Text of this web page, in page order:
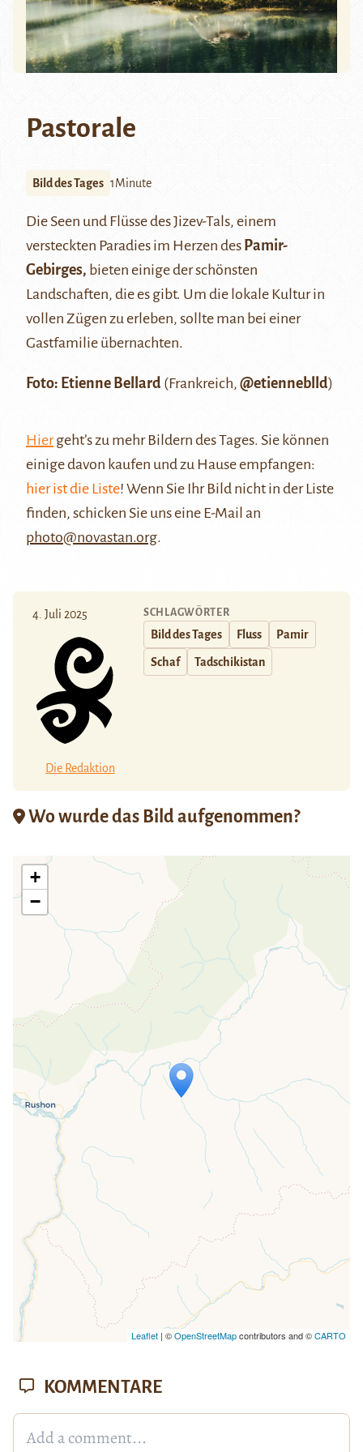
Pastorale
Bild des Tages 1Minute
Die Seen und Flüsse des Jizev-Tals, einem
versteckten Paradies im Herzen des Pamir-
Gebirges, bieten einige der schönsten
Landschaften, die es gibt. Um die lokale Kultur in
vollen Zügen zu erleben, sollte man bei einer
Gastfamilie übernachten.
Foto: Etienne Bellard (Frankreich, @etienneblld)
Hiergeht’s zu mehr Bildern des Tages. Sie können
einige davon kaufen und zu Hause empfangen:
hier ist die Liste! Wenn Sie Ihr Bild nicht in der Liste
finden, schicken Sie uns eine E-Mail an
photo@novastan.org.
4. Juli 2025
Die Redaktion
SCHLAGWÖRTER
Bild des Tages Fluss Pamir
Schaf Tadschikistan
Wo wurde das Bild aufgenommen?
Travelers' Map wird geladen …
Wenn du dies siehst, nachdem deine
Seite vollständig geladen wurde,
fehlen leafletJS-Dateien.
+
−
Leaflet| ©OpenStreetMapcontributors and ©CARTO
KOMMENTARE